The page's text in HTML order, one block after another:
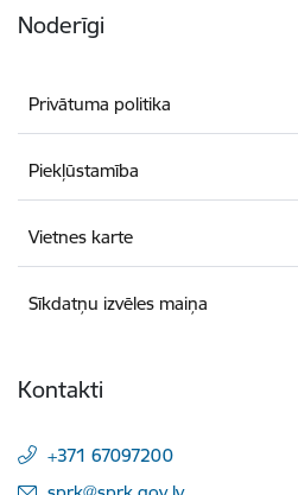
Noderīgi
Privātuma politika
Piekļūstamība
Vietnes karte
Sīkdatņu izvēles maiņa
Kontakti
+371 67097200